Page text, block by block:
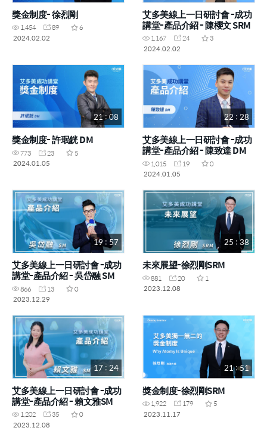
獎金制度- 徐烈剛
1,454 89
6
2024.02.02
艾多美線上一日研討會 -成功
講堂-產品介紹 - 陳櫻文 SRM
1,167 24
3
2024.02.02
21 : 08
獎金制度- 許珉銧 DM
773 23
5
2024.01.05
22 : 28
艾多美線上一日研討會 -成功
講堂-產品介紹 - 陳致達 DM
1,015 19
0
2024.01.05
19 : 57
艾多美線上一日研討會 -成功
講堂-產品介紹 - 吳岱融 SM
866 13
0
2023.12.29
25 : 38
未來展望-徐烈剛SRM
881 20
1
2023.12.08
17 : 24
艾多美線上一日研討會 -成功
講堂-產品介紹 - 賴文雅SM
1,202 35
0
2023.12.08
21 : 51
獎金制度-徐烈剛SRM
1,922 179
5
2023.11.17